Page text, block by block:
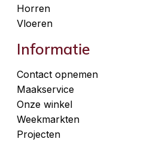
Horren
Vloeren
Informatie
Contact opnemen
Maakservice
Onze winkel
Weekmarkten
Projecten